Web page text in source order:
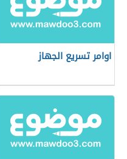
اوامر تسريع الجهاز